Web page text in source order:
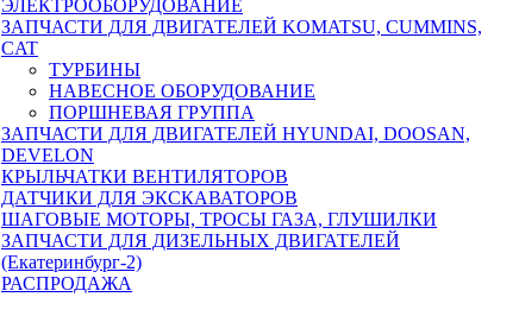
ЭЛЕКТРООБОРУДОВАНИЕ
ЗАПЧАСТИ ДЛЯ ДВИГАТЕЛЕЙ KOMATSU, CUMMINS,
CAT
ТУРБИНЫ
НАВЕСНОЕ ОБОРУДОВАНИЕ
ПОРШНЕВАЯ ГРУППА
ЗАПЧАСТИ ДЛЯ ДВИГАТЕЛЕЙ HYUNDAI, DOOSAN,
DEVELON
КРЫЛЬЧАТКИ ВЕНТИЛЯТОРОВ
ДАТЧИКИ ДЛЯ ЭКСКАВАТОРОВ
ШАГОВЫЕ МОТОРЫ, ТРОСЫ ГАЗА, ГЛУШИЛКИ
ЗАПЧАСТИ ДЛЯ ДИЗЕЛЬНЫХ ДВИГАТЕЛЕЙ
(Екатеринбург-2)
РАСПРОДАЖА